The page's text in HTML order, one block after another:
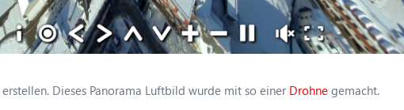
erstellen. Dieses Panorama Luftbild wurde mit so einer Drohne gemacht.